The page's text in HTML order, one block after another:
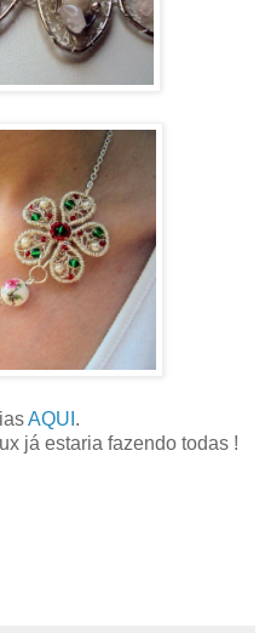
AQUI .
já estaria fazendo todas !